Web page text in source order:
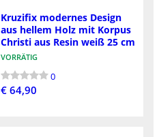
Kruzifix modernes Design
aus hellem Holz mit Korpus
Christi aus Resin weiß 25 cm
VORRÄTIG
0
€ 64,90